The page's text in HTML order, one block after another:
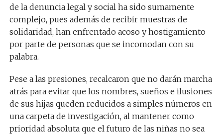
de la denuncia legal y social ha sido sumamente
complejo, pues además de recibir muestras de
solidaridad, han enfrentado acoso y hostigamiento
por parte de personas que se incomodan con su
palabra.
Pese a las presiones, recalcaron que no darán marcha
atrás para evitar que los nombres, sueños e ilusiones
de sus hijas queden reducidos a simples números en
una carpeta de investigación, al mantener como
prioridad absoluta que el futuro de las niñas no sea